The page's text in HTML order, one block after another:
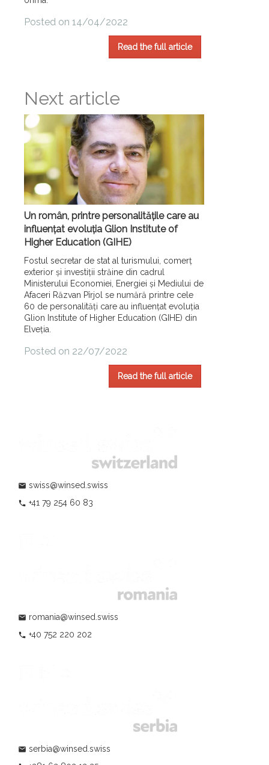
Posted on 14/04/2022
Read the full article
Next article
Un român, printre personalitățile care au
influențat evoluția Glion Institute of
Higher Education (GIHE)
Fostul secretar de stat al turismului, comerț
exterior și investiții străine din cadrul
Ministerului Economiei, Energiei și Mediului de
Afaceri Răzvan Pîrjol se numără printre cele
60 de personalități care au influențat evoluția
Glion Institute of Higher Education (GIHE) din
Elveția.
Posted on 22/07/2022
Read the full article
mail swiss@winsed.swiss
phone +41 79 254 60 83
mail romania@winsed.swiss
phone +40 752 220 202
mail serbia@winsed.swiss